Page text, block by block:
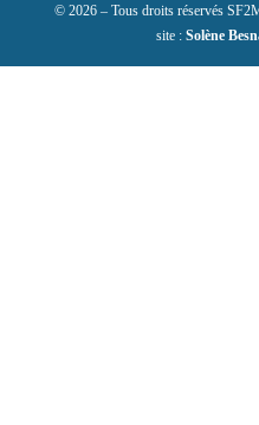
© 2026 – Tous droits réservés
site :Solène